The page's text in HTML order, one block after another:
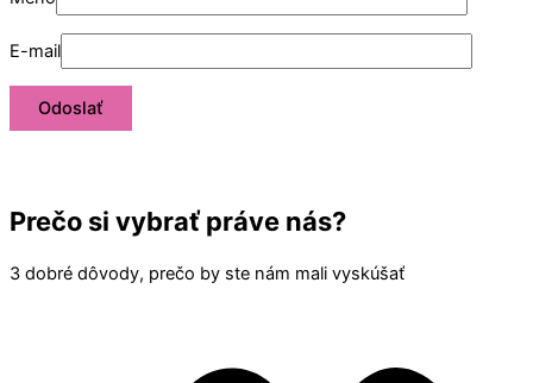
E-mail
Prečo si vybrať práve nás?
3 dobré dôvody, prečo by ste nám mali vyskúšať